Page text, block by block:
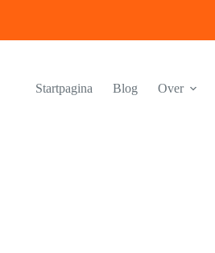
Startpagina Blog Over